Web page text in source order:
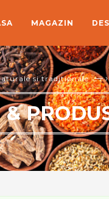
MAGAZIN
si traditionale —